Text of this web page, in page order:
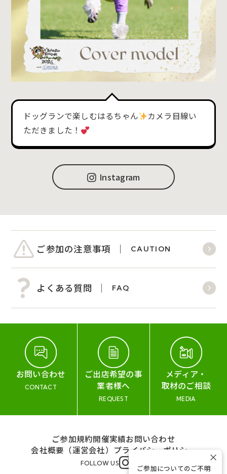
ドッグランで楽しむはるちゃん
カメラ目線い
ただきました！
Instagram
ご参加の注意事項 CAUTION
よくある質問 FAQ
お問い合わせ
CONTACT
ご出店希望の事
業者様へ
REQUEST
メディア・
取材のご相談
MEDIA
ご参加規約開催実績お問い合わせ
会社概要（運営会社） プライバシーポリシー
FOLLOW US
ご参加についてのご不明
×